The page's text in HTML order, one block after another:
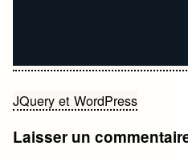
Navigation
de
JQuery et WordPress
Laisser un